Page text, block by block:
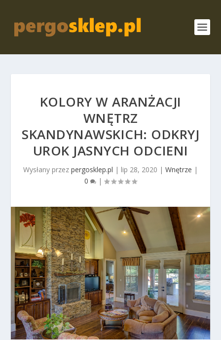
KOLORY W ARANŻACJI
WNĘTRZ
SKANDYNAWSKICH: ODKRYJ
UROK JASNYCH ODCIENI
Wysłany przez pergosklep.pl | lip 28, 2020 | Wnętrze |
0
|